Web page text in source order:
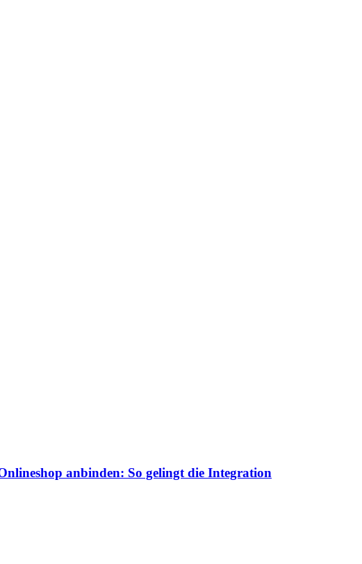
anbinden: So gelingt die Integration